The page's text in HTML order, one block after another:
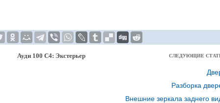
Ауди 100 С4: Экстерьер СЛЕДУЮЩИЕ
Разборка
Внешние зеркала заднего